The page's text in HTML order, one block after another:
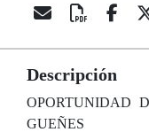
Descripción
OPORTUNIDAD
GUEÑES